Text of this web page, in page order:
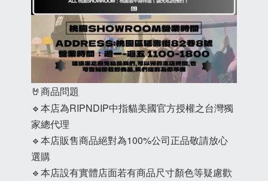
🤘商品問題
🔹本店為RIPNDIP中指貓美國官方授權之台灣獨
家總代理
🔹本店販售商品絕對為100%公司正品敬請放心
選購
🔹本店設有實體店面若有商品尺寸顏色等疑慮歡